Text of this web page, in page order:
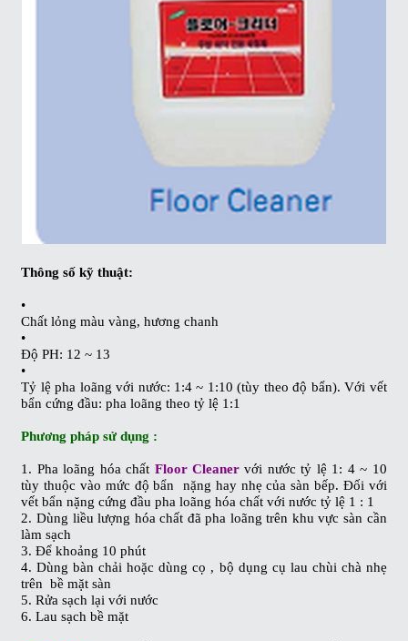
Thông số kỹ thuật:
•
Chất lỏng màu vàng, hương chanh
•
Độ PH: 12 ~ 13
•
Tỷ lệ pha loãng với nước: 1:4 ~ 1:10 (tùy theo độ bẩn). Với vết
bẩn cứng đầu: pha loãng theo tỷ lệ 1:1
Phương pháp sử dụng :
1. Pha loãng hóa chất Floor Cleaner với nước tỷ lệ 1: 4 ~ 10
tùy thuộc vào mức độ bẩn nặng hay nhẹ của sàn bếp. Đối với
vết bẩn nặng cứng đầu pha loãng hóa chất với nước tỷ lệ 1 : 1
2. Dùng liều lượng hóa chất đã pha loãng trên khu vực sàn cần
làm sạch
3. Để khoảng 10 phút
4. Dùng bàn chải hoặc dùng cọ , bộ dụng cụ lau chùi chà nhẹ
trên bề mặt sàn
5. Rửa sạch lại với nước
6. Lau sạch bề mặt